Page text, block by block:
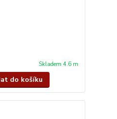
Skladem 4.6 m
do košíku